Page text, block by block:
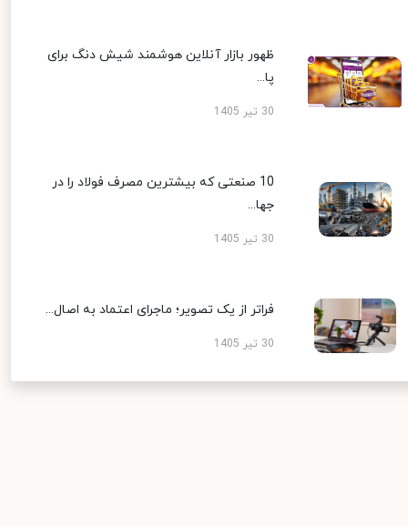
ظهور بازار آنلاین هوشمند شیش دنگ برای
پا...
30 تیر 1405
10 صنعتی که بیشترین مصرف فولاد را در
جها...
30 تیر 1405
فراتر از یک تصویر؛ ماجرای اعتماد به اصال...
30 تیر 1405